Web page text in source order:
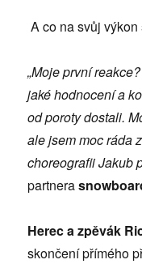
A co na svůj
„Moje první
jaké hodnocení a
od poroty dostali.
ale jsem moc ráda
choreografii Jakub
partnera
Herec a zpěvák
skončení přímého